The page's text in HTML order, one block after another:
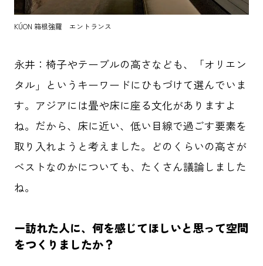
KÚON 箱根強羅 エントランス
永井 ：椅子やテーブルの高さなども、「オリエン
タル」というキーワードにひもづけて選んでいま
す。アジアには畳や床に座る文化がありますよ
ね。だから、床に近い、低い目線で過ごす要素を
取り入れようと考えました。どのくらいの高さが
ベストなのかについても、たくさん議論しました
ね。
ー訪れた人に、何を感じてほしいと思って空間
をつくりましたか？